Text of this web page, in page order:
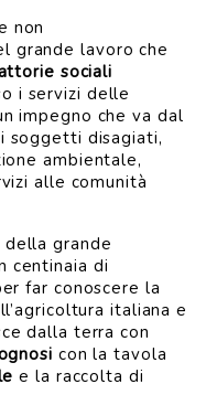
non
grande lavoro che
sociali
i servizi delle
impegno che va dal
soggetti disagiati,
ambientale,
alle comunità
della grande
centinaia di
far conoscere la
italiana e
dalla terra con
con la tavola
e la raccolta di